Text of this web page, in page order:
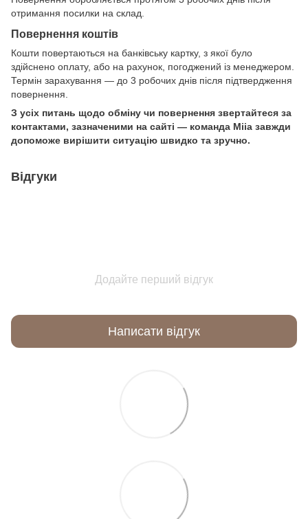
отримання посилки на склад.
Повернення коштів
Кошти повертаються на банківську картку, з якої було
здійснено оплату, або на рахунок, погоджений із менеджером.
Термін зарахування — до 3 робочих днів після підтвердження
повернення.
З усіх питань щодо обміну чи повернення звертайтеся за
контактами, зазначеними на сайті — команда Miia завжди
допоможе вирішити ситуацію швидко та зручно.
Відгуки
Додайте перший відгук
Написати відгук